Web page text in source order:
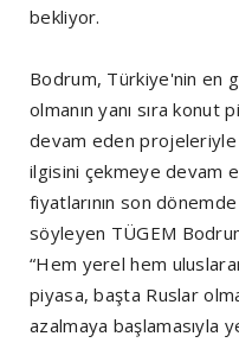
bekliyor.
Bodrum, Türkiye'nin en
olmanın yanı sıra konut
devam eden projeleriyle
ilgisini çekmeye devam
fiyatlarının son
söyleyen TÜGEM
“Hem yerel hem
piyasa, başta Ruslar
azalmaya başlamasıyla